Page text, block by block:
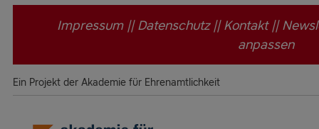
Impressum||Datenschutz||Kontakt||
anpassen
Ein Projekt der Akademie für Ehrenamtlichkeit